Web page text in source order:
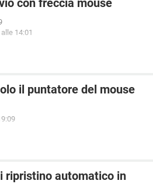
con freccia mouse
14:01
il puntatore del mouse
ripristino automatico in